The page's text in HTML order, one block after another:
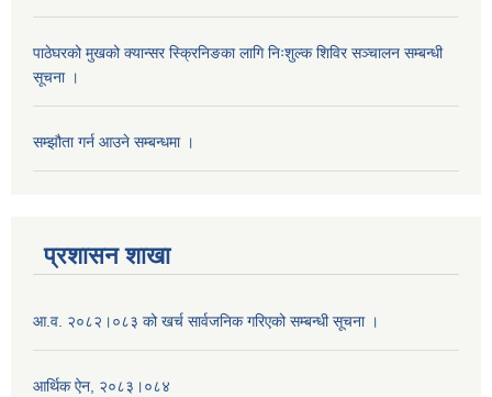
पाठेघरको मुखको क्यान्सर स्क्रिनिङका लागि निःशुल्क शिविर सञ्चालन सम्बन्धी
सूचना ।
सम्झौता गर्न आउने सम्बन्धमा ।
प्रशासन शाखा
आ.व. २०८२।०८३ को खर्च सार्वजनिक गरिएको सम्बन्धी सूचना ।
आर्थिक ऐन, २०८३।०८४